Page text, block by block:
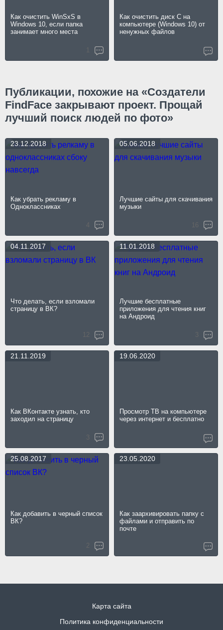
Как очистить WinSxS в
Windows 10, если папка
занимает много места
1
Как очистить диск C на
компьютере (Windows 10) от
ненужных файлов
Публикации, похожие на «Создатели
FindFace закрывают проект. Прощай
лучший поиск людей по фото»
Как убрать рекламу в
Одноклассниках
23.12.2018
4
Лучшие сайты для скачивания
музыки
05.06.2018
16
Что делать, если взломали
страницу в ВК?
04.11.2017
12
Лучшие бесплатные
приложения для чтения книг
на Андроид
11.01.2018
3
Как ВКонтакте узнать, кто
заходил на страницу
21.11.2019
3
Просмотр ТВ на компьютере
через интернет и бесплатно
19.06.2020
Как добавить в черный список
ВК?
25.08.2017
2
Как заархивировать папку с
файлами и отправить по
почте
23.05.2020
Карта сайта
Политика конфиденциальности